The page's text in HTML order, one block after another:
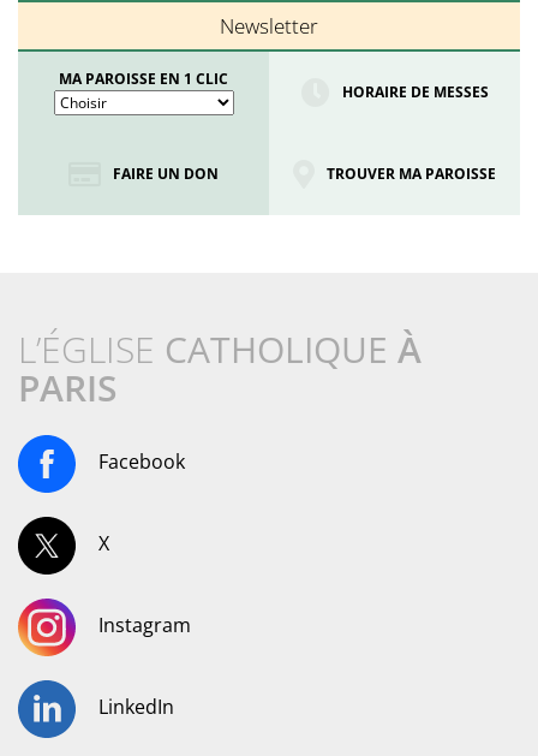
Newsletter
MA PAROISSE EN 1 CLIC
HORAIRE DE MESSES
FAIRE UN DON TROUVER MA PAROISSE
L’ÉGLISE CATHOLIQUE À
PARIS
Facebook
X
Instagram
LinkedIn